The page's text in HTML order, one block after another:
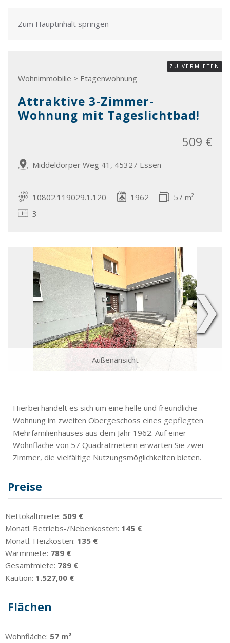
Zum Hauptinhalt springen
Wohnimmobilie > Etagenwohnung
ZU VERMIETEN
Attraktive 3-Zimmer-
Wohnung mit Tageslichtbad!
Middeldorper Weg 41, 45327 Essen
509 €
10802.119029.1.120 1962
57 m²
3
Außenansicht
❯
Hierbei handelt es sich um eine helle und freundliche
Wohnung im zweiten Obergeschoss eines gepflegten
Mehrfamilienhauses aus dem Jahr 1962. Auf einer
Wohnfläche von 57 Quadratmetern erwarten Sie zwei
Zimmer, die vielfältige Nutzungsmöglichkeiten bieten.
Preise
Nettokaltmiete: 509 €
Monatl. Betriebs-/Nebenkosten: 145 €
Monatl. Heizkosten: 135 €
Warmmiete: 789 €
Gesamtmiete: 789 €
Kaution: 1.527,00 €
Flächen
Wohnfläche: 57 m²